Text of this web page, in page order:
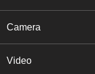
Camera
Video